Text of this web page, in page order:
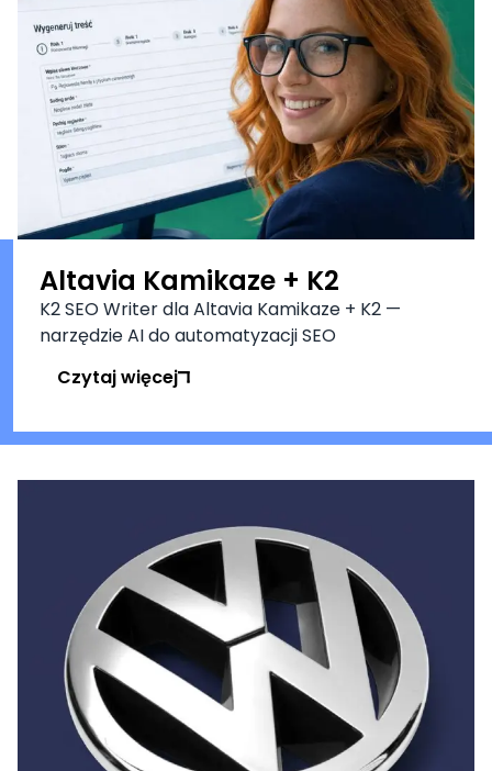
Altavia Kamikaze + K2
K2 SEO Writer dla Altavia Kamikaze + K2 —
narzędzie AI do automatyzacji SEO
Czytaj więcej